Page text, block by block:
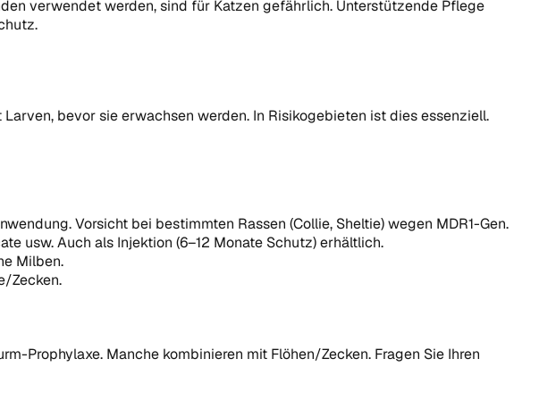
verwendet werden, sind für Katzen gefährlich. Unterstützende Pflege
bevor sie erwachsen werden. In Risikogebieten ist dies essenziell.
Vorsicht bei bestimmten Rassen (Collie, Sheltie) wegen MDR1-Gen.
usw. Auch als Injektion (6–12 Monate Schutz) erhältlich.
Milben.
Zecken.
Prophylaxe. Manche kombinieren mit Flöhen/Zecken. Fragen Sie Ihren